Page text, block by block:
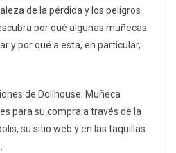
de la pérdida y los peligros
por qué algunas muñecas
y por qué a esta, en particular,
de Dollhouse: Muñeca
para su compra a través de la
su sitio web y en las taquillas